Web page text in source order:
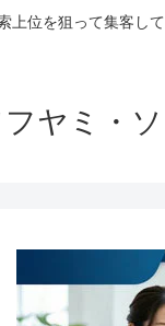
上位を狙って集客し
フヤミ・